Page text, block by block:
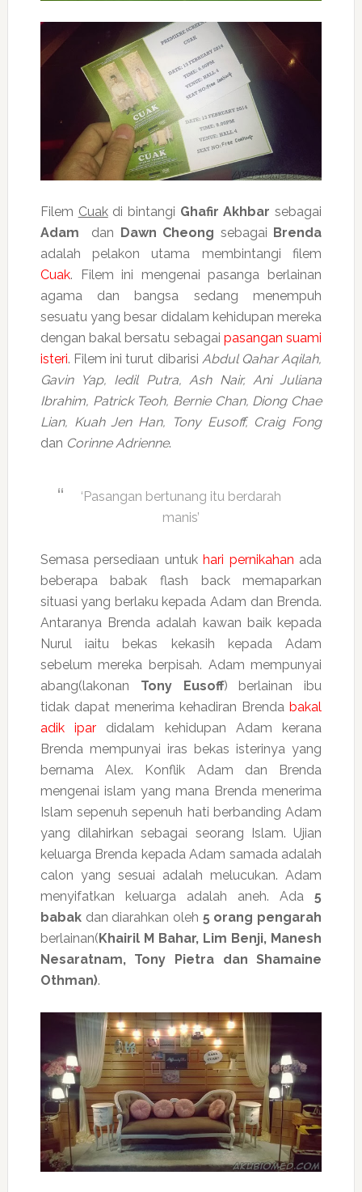
Filem Cuakdi bintangi Ghafir Akhbar sebagai
Adam dan Dawn Cheong sebagai Brenda
adalah pelakon utama membintangi filem
Cuak. Filem ini mengenai pasanga berlainan
agama dan bangsa sedang menempuh
sesuatu yang besar didalam kehidupan mereka
dengan bakal bersatu sebagai pasangan suami
isteri. Filem ini turut dibarisi Abdul Qahar Aqilah,
Gavin Yap, Iedil Putra, Ash Nair, Ani Juliana
Ibrahim, Patrick Teoh, Bernie Chan, Diong Chae
Lian, Kuah Jen Han, Tony Eusoff, Craig Fong
dan Corinne Adrienne.
‘Pasangan bertunang itu berdarah
manis’
Semasa persediaan untuk hari pernikahan ada
beberapa babak flash back memaparkan
situasi yang berlaku kepada Adam dan Brenda.
Antaranya Brenda adalah kawan baik kepada
Nurul iaitu bekas kekasih kepada Adam
sebelum mereka berpisah. Adam mempunyai
abang(lakonan Tony Eusoff) berlainan ibu
tidak dapat menerima kehadiran Brenda bakal
adik ipar didalam kehidupan Adam kerana
Brenda mempunyai iras bekas isterinya yang
bernama Alex. Konflik Adam dan Brenda
mengenai islam yang mana Brenda menerima
Islam sepenuh sepenuh hati berbanding Adam
yang dilahirkan sebagai seorang Islam. Ujian
keluarga Brenda kepada Adam samada adalah
calon yang sesuai adalah melucukan. Adam
menyifatkan keluarga adalah aneh. Ada 5
babakdan diarahkan oleh 5 orang pengarah
berlainan( Khairil M Bahar, Lim Benji, Manesh
Nesaratnam, Tony Pietra dan Shamaine
Othman).